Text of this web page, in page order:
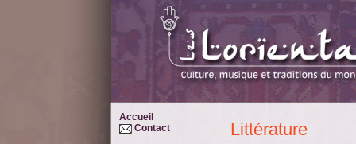
Accueil
Contact
Littérature